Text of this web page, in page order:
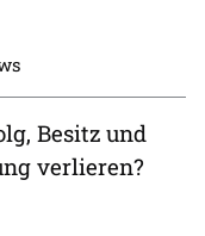
Besitz und
verlieren?